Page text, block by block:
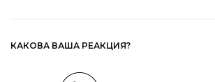
КАКОВА ВАША РЕАКЦИЯ?